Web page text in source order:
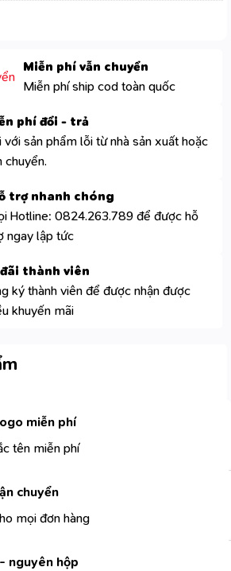
Miễn phí vẫn chuyển
Miễn phí ship cod toàn quốc
phí đổi - trả
sản phẩm lỗi từ nhà sản xuất hoặc
chuyển.
trợ nhanh chóng
Hotline: 0824.263.789 để được hỗ
ngay lập tức
thành viên
ký thành viên để được nhận được
khuyến mãi
miễn phí
tên miễn phí
chuyển
mọi đơn hàng
nguyên hộp